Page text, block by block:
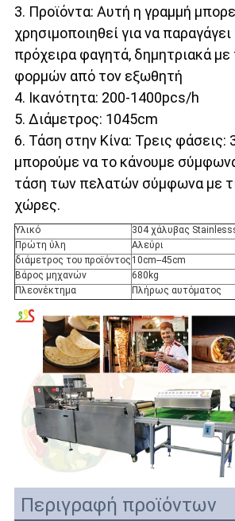
3. Προϊόντα: Αυτή η γραμμή
χρησιμοποιηθεί για να
πρόχειρα φαγητά, δημητριακά
φορμών από τον εξωθητή
4. Ικανότητα: 200-1400pcs/h
5. Διάμετρος: 1045cm
6. Τάση στην Κίνα: Τρεις φάσεις:
μπορούμε να το κάνουμε
τάση των πελατών σύμφωνα με
χώρες.
Υλικό
304 χάλυβας
Πρώτη ύλη
Αλεύρι
διάμετρος του προϊόντος 10cm--45cm
Βάρος μηχανών
680kg
Πλεονέκτημα
Πλήρως αυτόματος
Περιγραφή προϊόντων